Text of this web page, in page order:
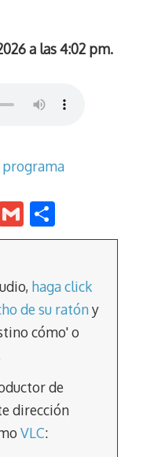
a las 4:02 pm.
programa
G
m
l
o
p
ar
tir
haga click
de su ratóny
cómo' o
de
dirección
VLC: